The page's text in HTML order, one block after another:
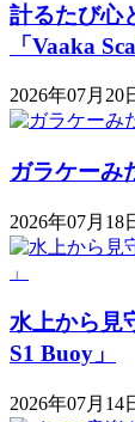
計るたび心
「Vaaka
2026年07月20
ガラケーみ
2026年07月18
水上から見
S1 Buoy​​」
2026年07月14